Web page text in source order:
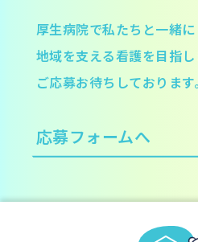
厚生病院で私たちと一緒に
地域を支える看護を目指し
ご応募お待ちしております。
応募フォームへ